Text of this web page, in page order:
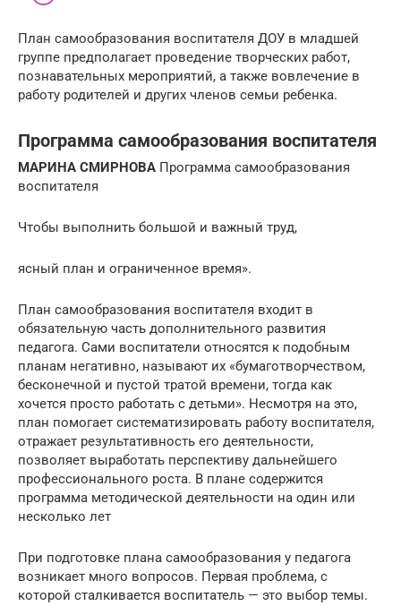
План самообразования воспитателя ДОУ в младшей
группе предполагает проведение творческих работ,
познавательных мероприятий, а также вовлечение в
работу родителей и других членов семьи ребенка.
Программа самообразования воспитателя
МАРИНА СМИРНОВА Программа самообразования
воспитателя
Чтобы выполнить большой и важный труд,
ясный план и ограниченное время».
План самообразования воспитателя входит в
обязательную часть дополнительного развития
педагога. Сами воспитатели относятся к подобным
планам негативно, называют их «бумаготворчеством,
бесконечной и пустой тратой времени, тогда как
хочется просто работать с детьми». Несмотря на это,
план помогает систематизировать работу воспитателя,
отражает результативность его деятельности,
позволяет выработать перспективу дальнейшего
профессионального роста. В плане содержится
программа методической деятельности на один или
несколько лет
При подготовке плана самообразования у педагога
возникает много вопросов. Первая проблема, с
которой сталкивается воспитатель — это выбор темы.